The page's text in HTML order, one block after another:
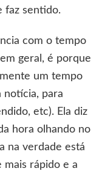
faz sentido.
com o tempo
geral, é porque
um tempo
notícia, para
etc). Ela diz
hora olhando no
na verdade está
rápido e a